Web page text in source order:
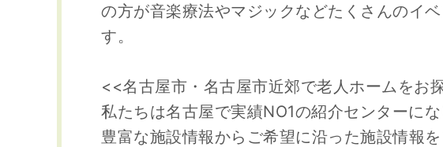
の方が音楽療法やマジックなどたくさんのイ
す。
<<名古屋市・名古屋市近郊で老人ホームをお
私たちは名古屋で実績NO1の紹介センターにな
豊富な施設情報からご希望に沿った施設情報